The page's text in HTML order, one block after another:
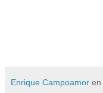
Enrique Campoamor en